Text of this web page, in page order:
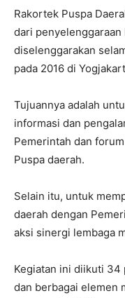
Rakortek Puspa
dari penyelenggaraan
diselenggarakan
pada 2016 di
Tujuannya adalah
informasi dan
Pemerintah dan
Puspa daerah.
Selain itu, untuk
daerah dengan
aksi sinergi lembaga
Kegiatan ini diikuti 34
dan berbagai elemen